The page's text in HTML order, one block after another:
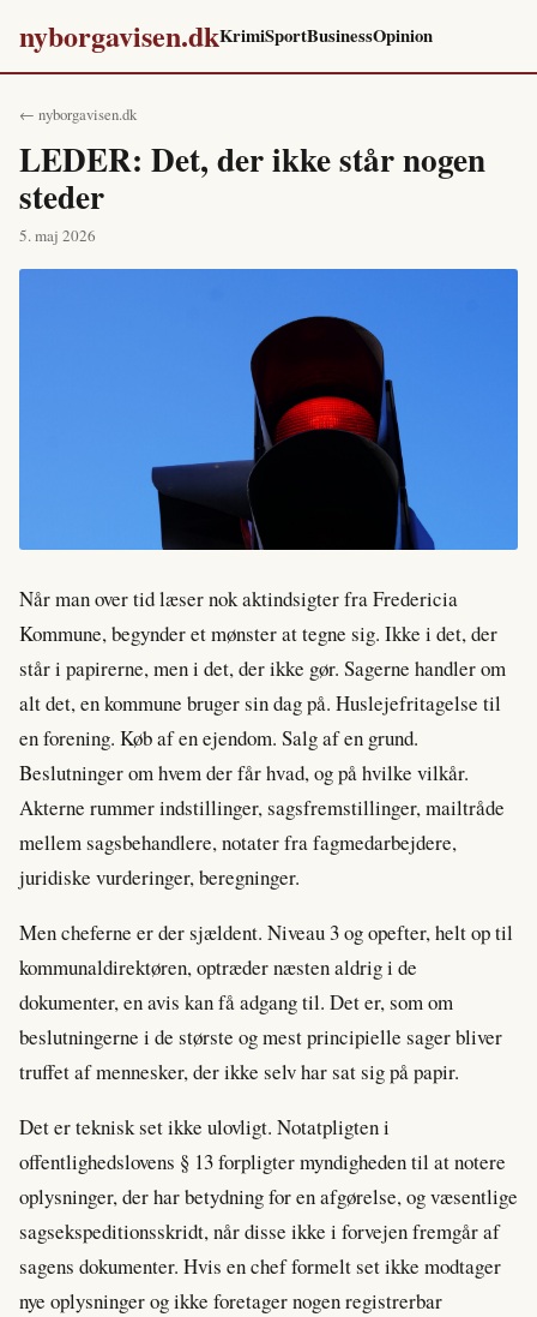
nyborgavisen.dkKrimiSportBusinessOpinion
← nyborgavisen.dk
LEDER: Det, der ikke står nogen
steder
5. maj 2026
Når man over tid læser nok aktindsigter fra Fredericia
Kommune, begynder et mønster at tegne sig. Ikke i det, der
står i papirerne, men i det, der ikke gør. Sagerne handler om
alt det, en kommune bruger sin dag på. Huslejefritagelse til
en forening. Køb af en ejendom. Salg af en grund.
Beslutninger om hvem der får hvad, og på hvilke vilkår.
Akterne rummer indstillinger, sagsfremstillinger, mailtråde
mellem sagsbehandlere, notater fra fagmedarbejdere,
juridiske vurderinger, beregninger.
Men cheferne er der sjældent. Niveau 3 og opefter, helt op til
kommunaldirektøren, optræder næsten aldrig i de
dokumenter, en avis kan få adgang til. Det er, som om
beslutningerne i de største og mest principielle sager bliver
truffet af mennesker, der ikke selv har sat sig på papir.
Det er teknisk set ikke ulovligt. Notatpligten i
offentlighedslovens § 13 forpligter myndigheden til at notere
oplysninger, der har betydning for en afgørelse, og væsentlige
sagsekspeditionsskridt, når disse ikke i forvejen fremgår af
sagens dokumenter. Hvis en chef formelt set ikke modtager
nye oplysninger og ikke foretager nogen registrerbar